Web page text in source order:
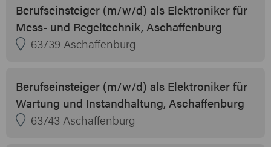
Berufseinsteiger (m/w/d) als Elektroniker für
Mess- und Regeltechnik, Aschaffenburg
63739 Aschaffenburg
Berufseinsteiger (m/w/d) als Elektroniker für
Wartung und Instandhaltung, Aschaffenburg
63743 Aschaffenburg